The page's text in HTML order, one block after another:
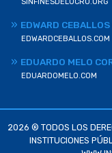
SINFINESDELUCRO.ORG
EDWARD
EDWARDCEBALLOS.COM
EDUARDO MELO
EDUARDOMELO.COM
2026 ® TODOS LOS
INSTITUCIONES